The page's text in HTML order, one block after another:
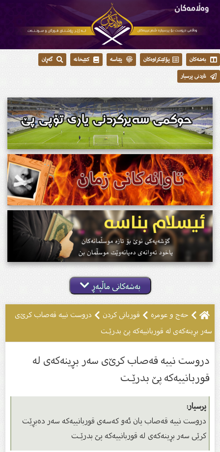
بەشەکان پۆلێنکراوەکان پێناسە کتێبخانە
گەڕان
ناردنی پرسیار
بەشەکانی ماڵپەڕ
حەج و عومرە قوربانى كردن
دروست نییە قەصاب كرێ‌ی
سەر بڕینەكەی لە ‏قوربانییەكە پێ‌ بدرێـت
دروست نییە قەصاب كرێ‌ی سەر بڕینەكەی لە
‏قوربانییەكە پێ‌ بدرێـت
پرسیار:
دروست نییە قەصاب یان ئەو كەسەی قوربانییەكە سەر دەبڕێت
كرێی سەر بڕینەكەی لە قوربانییەكە پێ بدرێـت